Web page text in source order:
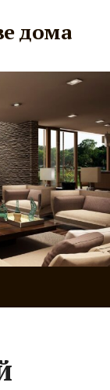
дома